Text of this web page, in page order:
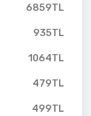
6859TL
935TL
1064TL
479TL
499TL